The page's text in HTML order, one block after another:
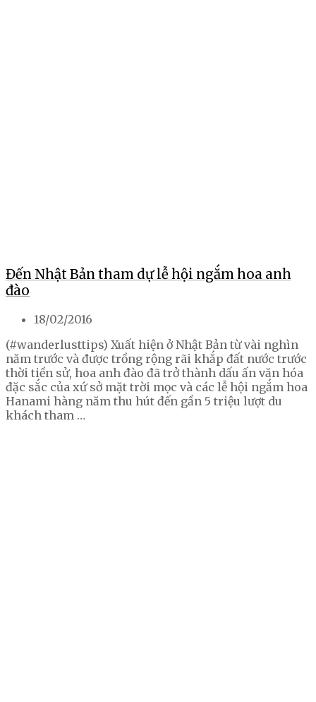
Đến Nhật Bản tham dự lễ hội ngắm hoa anh
đào
18/02/2016
(#wanderlusttips) Xuất hiện ở Nhật Bản từ vài nghìn
năm trước và được trồng rộng rãi khắp đất nước trước
thời tiền sử, hoa anh đào đã trở thành dấu ấn văn hóa
đặc sắc của xứ sở mặt trời mọc và các lễ hội ngắm hoa
Hanami hàng năm thu hút đến gần 5 triệu lượt du
khách tham …